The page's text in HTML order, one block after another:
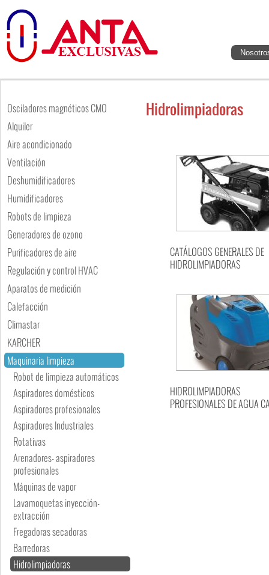
Osciladores magnéticos CMO
Alquiler
Aire acondicionado
Ventilación
Deshumidificadores
Humidificadores
Robots de limpieza
Generadores de ozono
Purificadores de aire
Regulación y control HVAC
Aparatos de medición
Calefacción
Climastar
KARCHER
Maquinaria limpieza
Robot de limpieza automáticos
Aspiradores domésticos
Aspiradores profesionales
Aspiradores Industriales
Rotativas
Arenadores- aspiradores
profesionales
Máquinas de vapor
Lavamoquetas inyección-
extracción
Fregadoras secadoras
Barredoras
Hidrolimpiadoras
Hidrolimpiadoras
CATÁLOGOS GENERALES DE
HIDROLIMPIADORAS
HIDROLIMPIADORAS
PROFESIONALES DE AGUA